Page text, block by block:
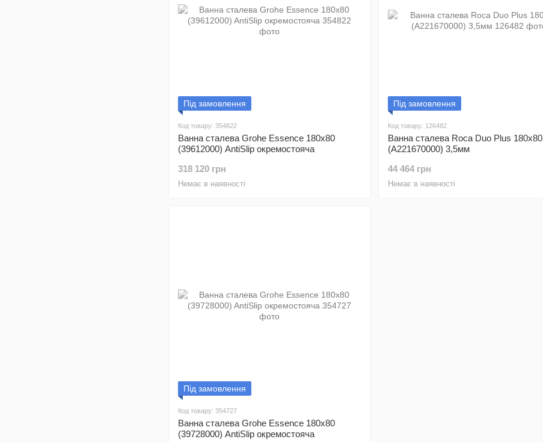
Під замовлення
Код товару: 354822
Ванна сталева Grohe Essence 180x80
(39612000) AntiSlip окремостояча
318 120 грн
Немає в наявності
Під замовлення
Код товару: 126482
Ванна сталева Roca Duo Plus 180x80
(A221670000) 3,5мм
44 464 грн
Немає в наявності
Під замовлення
Код товару: 354727
Ванна сталева Grohe Essence 180x80
(39728000) AntiSlip окремостояча